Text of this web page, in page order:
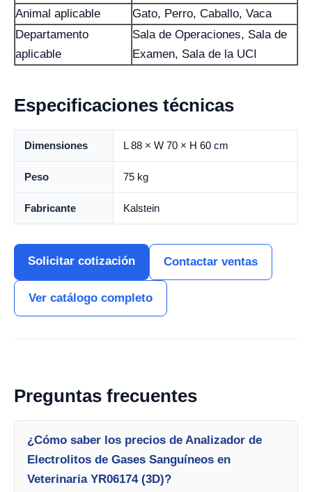
Animal aplicable
Gato, Perro, Caballo, Vaca
Departamento
aplicable
Sala de Operaciones, Sala de
Examen, Sala de la UCI
Especificaciones técnicas
Dimensiones L 88 × W 70 × H 60 cm
Peso 75 kg
Fabricante Kalstein
Solicitar cotización Contactar ventas
Ver catálogo completo
Preguntas frecuentes
¿Cómo saber los precios de Analizador de
Electrolitos de Gases Sanguíneos en
Veterinaria YR06174 (3D)?